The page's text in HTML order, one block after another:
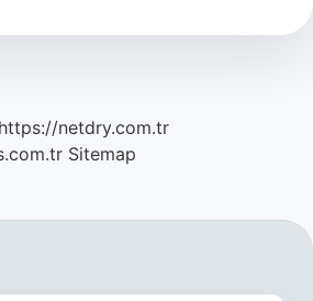
https://netdry.com.tr
Sitemap